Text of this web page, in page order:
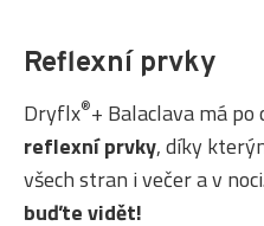
Reflexní prvky
Dryflx®+ Balaclava má
reflexní prvky, díky
všech stran i večer a v noci.
buďte vidět!